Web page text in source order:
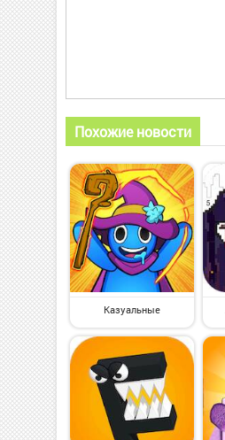
Похожие новости
Казуальные